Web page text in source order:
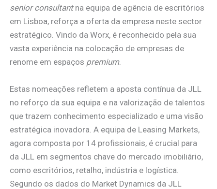
senior consultantna equipa de agência de escritórios
em Lisboa, reforça a oferta da empresa neste sector
estratégico. Vindo da Worx, é reconhecido pela sua
vasta experiência na colocação de empresas de
renome em espaços premium.
Estas nomeações refletem a aposta contínua da JLL
no reforço da sua equipa e na valorização de talentos
que trazem conhecimento especializado e uma visão
estratégica inovadora. A equipa de Leasing Markets,
agora composta por 14 profissionais, é crucial para
da JLL em segmentos chave do mercado imobiliário,
como escritórios, retalho, indústria e logística.
Segundo os dados do Market Dynamics da JLL